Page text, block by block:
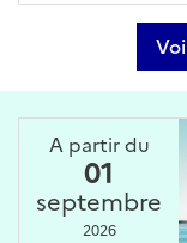
A partir du
01
septembre
2026